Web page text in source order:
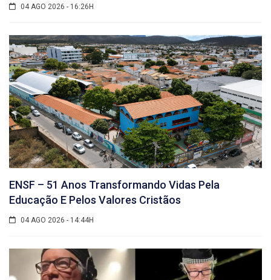
04 AGO 2026 - 16:26H
ENSF – 51 Anos Transformando Vidas Pela
Educação E Pelos Valores Cristãos
04 AGO 2026 - 14:44H